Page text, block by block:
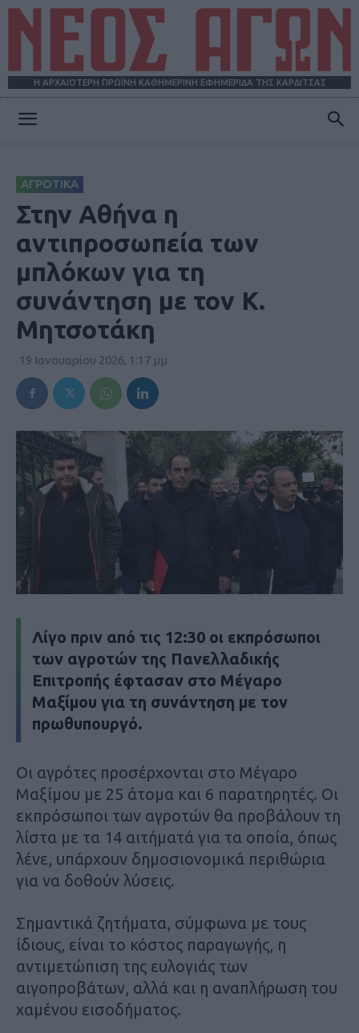
Η ΑΡΧΑΙΟΤΕΡΗ ΠΡΩΪΝΗ ΚΑΘΗΜΕΡΙΝΗ ΕΦΗΜΕΡΙΔΑ ΤΗΣ ΚΑΡΔΙΤΣΑΣ
ΑΓΡΟΤΙΚΑ
Στην Αθήνα η
αντιπροσωπεία των
μπλόκων για τη
συνάντηση με τον Κ.
Μητσοτάκη
19 Ιανουαρίου 2026, 1:17 μμ
Λίγο πριν από τις 12:30 οι εκπρόσωποι
των αγροτών της Πανελλαδικής
Επιτροπής έφτασαν στο Μέγαρο
Μαξίμου για τη συνάντηση με τον
πρωθυπουργό.
Οι αγρότες προσέρχονται στο Μέγαρο
Μαξίμου με 25 άτομα και 6 παρατηρητές. Οι
εκπρόσωποι των αγροτών θα προβάλουν τη
λίστα με τα 14 αιτήματά για τα οποία, όπως
λένε, υπάρχουν δημοσιονομικά περιθώρια
για να δοθούν λύσεις.
Σημαντικά ζητήματα, σύμφωνα με τους
ίδιους, είναι το κόστος παραγωγής, η
αντιμετώπιση της ευλογιάς των
αιγοπροβάτων, αλλά και η αναπλήρωση του
χαμένου εισοδήματος.